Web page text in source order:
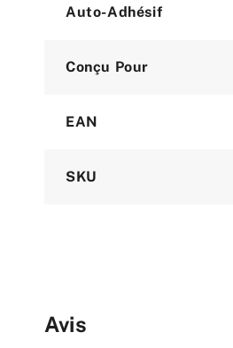
Auto-Adhésif
Conçu Pour
EAN
SKU
Avis